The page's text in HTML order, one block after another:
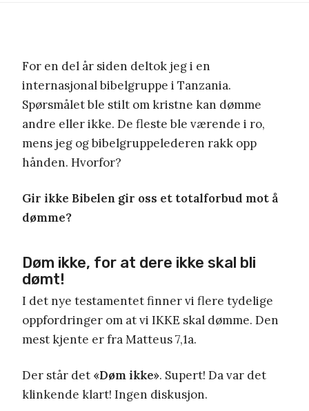
For en del år siden deltok jeg i en
internasjonal bibelgruppe i Tanzania.
Spørsmålet ble stilt om kristne kan dømme
andre eller ikke. De fleste ble værende i ro,
mens jeg og bibelgruppelederen rakk opp
hånden. Hvorfor?
Gir ikke Bibelen gir oss et totalforbud mot å
dømme?
Døm ikke, for at dere ikke skal bli
dømt!
I det nye testamentet finner vi flere tydelige
oppfordringer om at vi IKKE skal dømme. Den
mest kjente er fra Matteus 7,1a.
Der står det «Døm ikke». Supert! Da var det
klinkende klart! Ingen diskusjon.